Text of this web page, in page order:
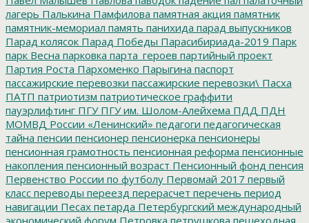
лагерь Палькина Памфилова памятная акция памятник
памятник-мемориал память панихида парад выпускников
Парад колясок Парад Победы Парасибириада-2019 Парк
парк Весна парковка парта_героев партийный проект
Партия Роста Пархоменко Парыгина паспорт
пассажирские перевозки пассажирские перевозки\ Пасха
ПАТП патриотизм патриотическое граффити
пауэрлифтинг ПГУПГУ им. Шолом-Алейхема ПДД ПДН
МОМВД России «Ленинский» педагоги педагогическая
тайна пенсии пенсионер пенсионерка пенсионеры
пенсионная грамотность пенсионная реформа пенсионные
накопления пенсионный возраст Пенсионный фонд пенсия
Первенство России по футболу Первомай 2017 первый
класс переводы переезд перерасчет перечень период
навигации Песах петарда Петербургский международный
экономический форум Петровка петрушкова пешеходная